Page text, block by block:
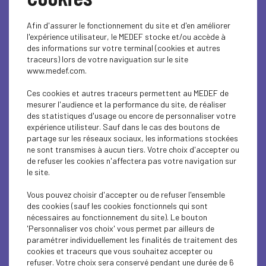
agressive de la part de la sidérurgie chinoise. (…)
peuvent passer pour des industries d'un autre
temps, sont, en fait, des industries totalement
structurantes, parce que ces produits sont
intégrés dans beaucoup de productions et que
c'est un enjeu de souveraineté
d'emplois, mais c'est grave au-delà de cela, parce
que cela fragilise fondamentalement l'Europe. Le
marché est très exigeant. On ne peut pas à la fois
demander que le prix des automobiles
n'augmente pas ou le prix des électroménagers,
et accepter que les prix de l'acier soient
anormalement élevés par rapport aux prix de
marché. Ce qu'il faut, c'est réguler le marché
Sur le patriotisme économique demandé par
Eric Lombard
«Bien sûr que nous sommes patriotes, sans quoi
nous ne serions pas installés en France, nous
n’emploierions pas en France, nous n'investirions
pas en France», insiste Patrick Martin. Il dit
Afin d'assurer le fonctionnement du site et d'en améliorer
l'expérience utilisateur, le MEDEF stocke et/ou accède à
des informations sur votre terminal (cookies et autres
traceurs) lors de votre naviguation sur le site
www.medef.com.
Ces cookies et autres traceurs permettent au MEDEF de
mesurer l'audience et la performance du site, de réaliser
des statistiques d'usage ou encore de personnaliser votre
expérience utilisteur. Sauf dans le cas des boutons de
partage sur les réseaux sociaux, les informations stockées
ne sont transmises à aucun tiers. Votre choix d'accepter ou
de refuser les cookies n'affectera pas votre navigation sur
le site.
Vous pouvez choisir d'accepter ou de refuser l'ensemble
des cookies (sauf les cookies fonctionnels qui sont
nécessaires au fonctionnement du site). Le bouton
'Personnaliser vos choix' vous permet par ailleurs de
paramétrer individuellement les finalités de traitement des
cookies et traceurs que vous souhaitez accepter ou
refuser. Votre choix sera conservé pendant une durée de 6